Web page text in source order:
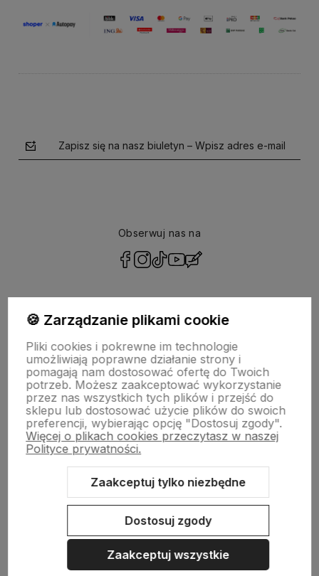
Zapisz się na nasz biuletyn – Wpisz adres e-mail
Obserwuj nas na
POMOC
MOJE KONTO
ZAKUPY
O NAS
Sklep internetowy Shoper.pl Szablon Shoper Modern 3.0™
GrowCommerce
🍪 Zarządzanie plikami cookie
Pliki cookies i pokrewne im technologie
umożliwiają poprawne działanie strony i
pomagają nam dostosować ofertę do Twoich
potrzeb. Możesz zaakceptować wykorzystanie
przez nas wszystkich tych plików i przejść do
sklepu lub dostosować użycie plików do swoich
preferencji, wybierając opcję "Dostosuj zgody".
Więcej o plikach cookies przeczytasz w naszej
Polityce prywatności.
Zaakceptuj tylko niezbędne
Dostosuj zgody
Zaakceptuj wszystkie